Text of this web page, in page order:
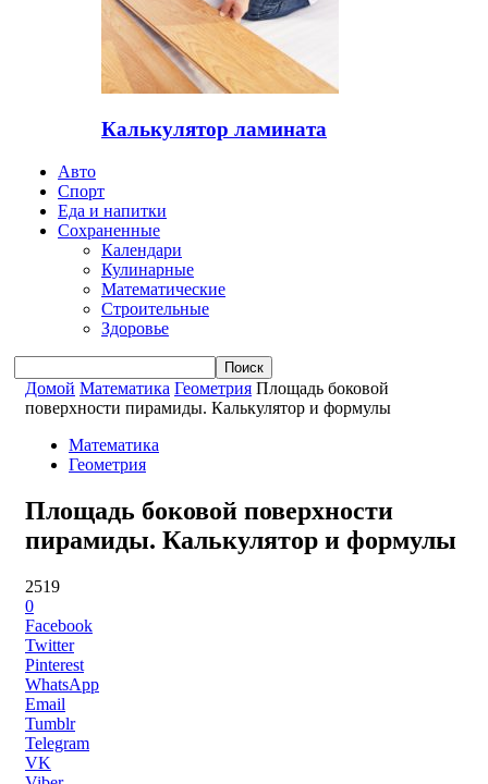
Калькулятор ламината
Авто
Спорт
Еда и напитки
Сохраненные
Календари
Кулинарные
Математические
Строительные
Здоровье
Домой Математика Геометрия Площадь боковой
поверхности пирамиды. Калькулятор и формулы
Математика
Геометрия
Площадь боковой поверхности
пирамиды. Калькулятор и формулы
2519
0
Facebook
Twitter
Pinterest
WhatsApp
Email
Tumblr
Telegram
VK